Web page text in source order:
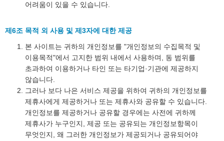
어려움이 있을 수 있습니다.
제6조 목적 외 사용 및 제3자에 대한 제공
본 사이트는 귀하의 개인정보를 "개인정보의 수집목적 및
이용목적"에서 고지한 범위 내에서 사용하며, 동 범위를
초과하여 이용하거나 타인 또는 타기업·기관에 제공하지
않습니다.
그러나 보다 나은 서비스 제공을 위하여 귀하의 개인정보를
제휴사에게 제공하거나 또는 제휴사와 공유할 수 있습니다.
개인정보를 제공하거나 공유할 경우에는 사전에 귀하께
제휴사가 누구인지, 제공 또는 공유되는 개인정보항목이
무엇인지, 왜 그러한 개인정보가 제공되거나 공유되어야